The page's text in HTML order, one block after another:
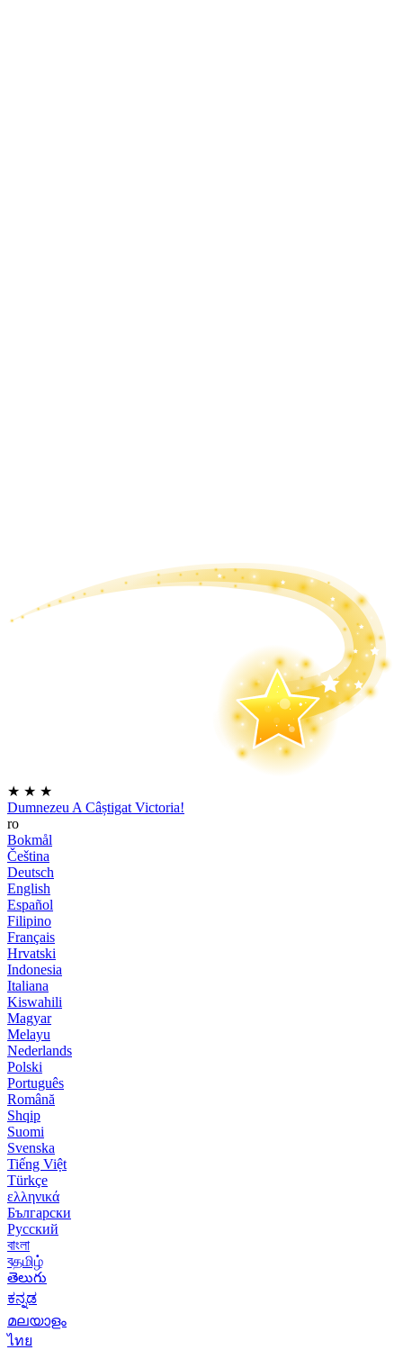
★ ★ ★
Dumnezeu A Câștigat Victoria!
ro
Bokmål
Čeština
Deutsch
English
Español
Filipino
Français
Hrvatski
Indonesia
Italiana
Kiswahili
Magyar
Melayu
Nederlands
Polski
Português
Română
Shqip
Suomi
Svenska
Tiếng Việt
Türkçe
ελληνικά
Български
Русский
বাংলা
বதமிழ்
తెలుగు
ಕನ್ನಡ
മലയാളം
ไทย